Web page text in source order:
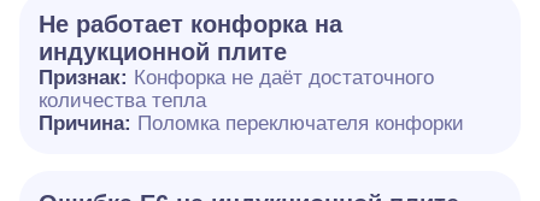
Не работает конфорка на
индукционной плите
Признак: Конфорка не даёт достаточного
количества тепла
Причина: Поломка переключателя конфорки